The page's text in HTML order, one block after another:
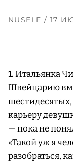
NUSELF / 17
1.Итальянка
Швейцарию
карьеру
— пока не
«Такой уж я
разобраться,